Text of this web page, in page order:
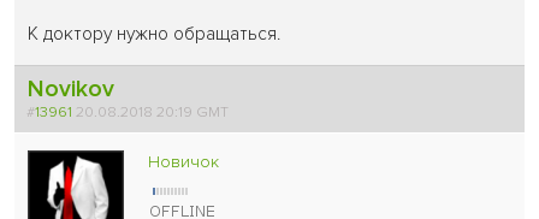
К доктору нужно обращаться.
Novikov
#13961 20.08.2018 20:19 GMT
Новичок